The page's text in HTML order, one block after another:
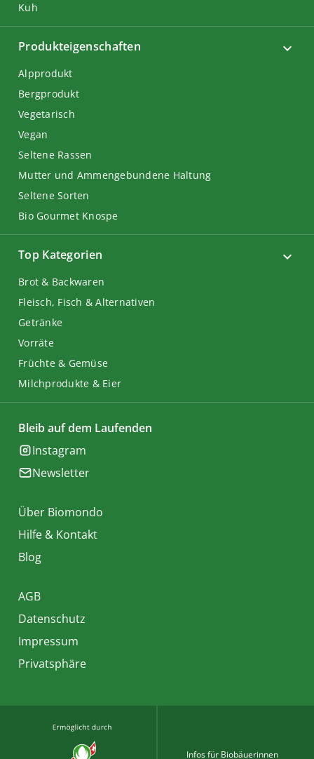
Kuh
Top Kategorien
Brot & Backwaren
Fleisch, Fisch & Alternativen
Getränke
Vorräte
Früchte & Gemüse
Milchprodukte & Eier
Produkteigenschaften
Alpprodukt
Bergprodukt
Vegetarisch
Vegan
Seltene Rassen
Mutter und Ammengebundene Haltung
Seltene Sorten
Bio Gourmet Knospe
Bleib auf dem Laufenden
Instagram
Newsletter
Über Biomondo
Hilfe & Kontakt
Blog
AGB
Datenschutz
Impressum
Privatsphäre
Infos für Biobäuerinnen